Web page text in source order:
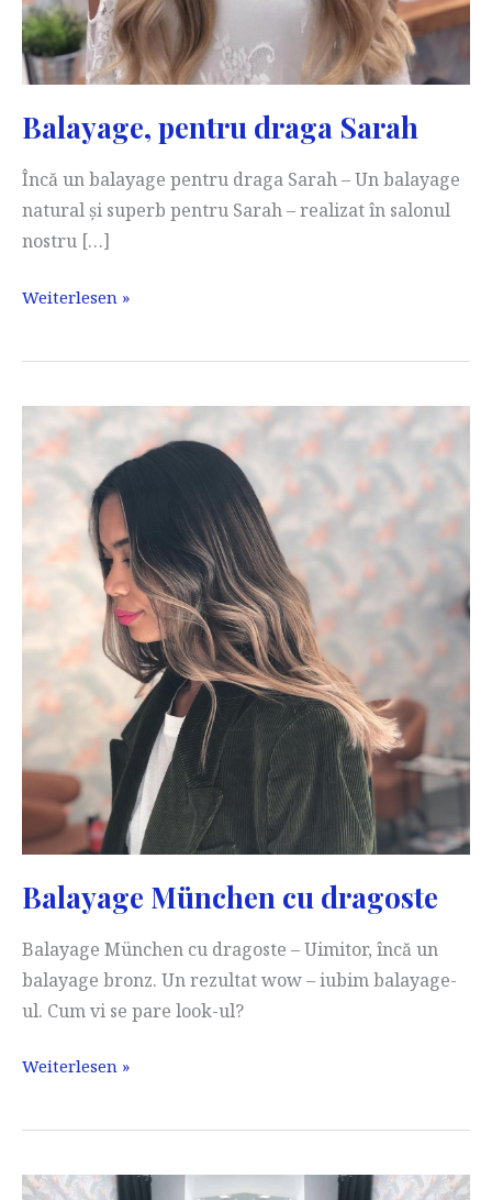
Balayage, pentru draga Sarah
Încă un balayage pentru draga Sarah – Un balayage
natural și superb pentru Sarah – realizat în salonul
nostru […]
Balayage,
draga
Weiterlesen »
Balayage München cu dragoste
Balayage München cu dragoste – Uimitor, încă un
balayage bronz. Un rezultat wow – iubim balayage-
ul. Cum vi se pare look-ul?
Balayage
cu
Weiterlesen »